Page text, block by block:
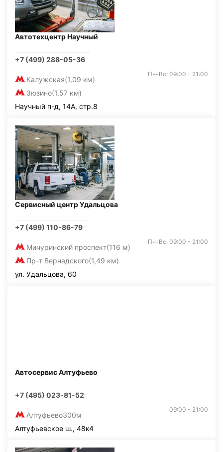
Автотехцентр Научный
+7 (499) 288-05-36
Калужская(1,09 км)
Зюзино(1,57 км)
Пн-Вс: 09:00 - 21:00
Научный п-д, 14А, стр.8
Сервисный центр Удальцова
+7 (499) 110-86-79
Мичуринский проспект(116 м)
Пр-т Вернадского(1,49 км)
Пн-Вс: 09:00 - 21:00
ул. Удальцова, 60
Автосервис Алтуфьево
+7 (495) 023-81-52
Алтуфьево300м
09:00 - 21:00
Алтуфьевское ш., 48к4